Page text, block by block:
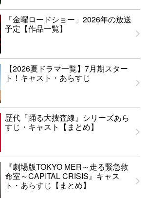
「金曜ロードショー」2026年の放送
予定【作品一覧】
【2026夏ドラマ一覧】7月期スター
ト！キャスト・あらすじ
歴代『踊る大捜査線』シリーズあら
すじ・キャスト【まとめ】
『劇場版TOKYO MER～走る緊急救
命室～CAPITAL CRISIS』キャス
ト・あらすじ【まとめ】